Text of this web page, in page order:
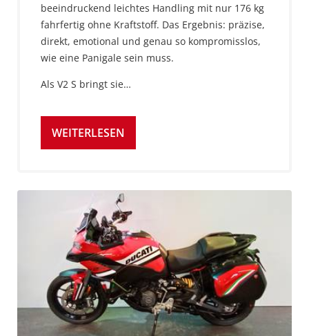
beeindruckend leichtes Handling mit nur 176 kg
fahrfertig ohne Kraftstoff. Das Ergebnis: präzise,
direkt, emotional und genau so kompromisslos,
wie eine Panigale sein muss.
Als V2 S bringt sie…
WEITERLESEN